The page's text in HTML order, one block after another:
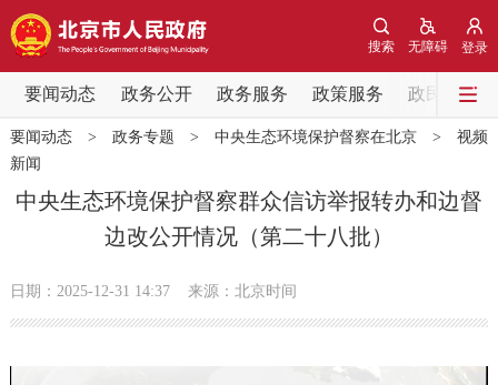
登录
无障碍
搜索
要闻动态 政务公开 政务服务 政策服务 政民互动
要闻动态
党中央精神 国务院信息 中央部委动态
北京要闻 会议信息 部门动态
要闻动态> 政务专题 > 中央生态环境保护督察在北京> 视频
新闻
中央生态环境保护督察群众信访举报转办和边督
边改公开情况（第二十八批）
日期：2025-12-31 14:37 来源：北京时间